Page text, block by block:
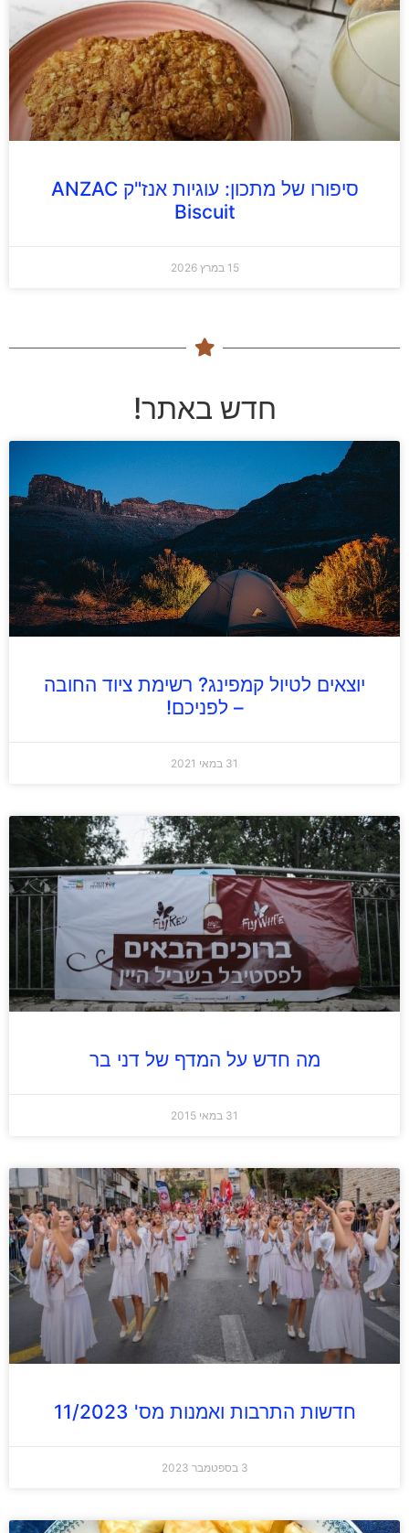
סיפורו של מתכון: עוגיות אנז"ק ANZAC
Biscuit
15 במרץ 2026
חדש באתר!
יוצאים לטיול קמפינג? רשימת ציוד החובה
– לפניכם!
31 במאי 2021
מה חדש על המדף של דני בר
31 במאי 2015
חדשות התרבות ואמנות מס' 11/2023
3 בספטמבר 2023